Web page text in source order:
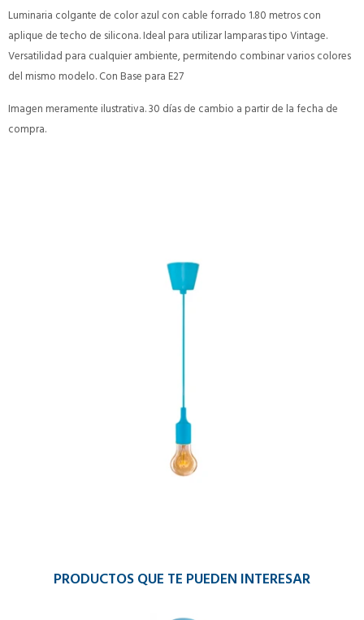
Luminaria colgante de color azul con cable forrado 1.80 metros con
aplique de techo de silicona. Ideal para utilizar lamparas tipo Vintage.
Versatilidad para cualquier ambiente, permitendo combinar varios colores
del mismo modelo. Con Base para E27
Imagen meramente ilustrativa. 30 días de cambio a partir de la fecha de
compra.
PRODUCTOS QUE TE PUEDEN INTERESAR